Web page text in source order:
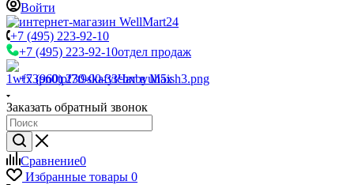
Войти
+7 (495) 223-92-10
+7 (495) 223-92-10отдел продаж
+7 (960) 230-00-33Чат в Max
Заказать обратный звонок
Сравнение0
Избранные товары 0